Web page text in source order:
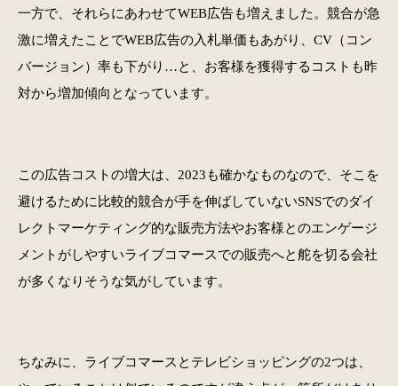
一方で、それらにあわせてWEB広告も増えました。競合が急
激に増えたことでWEB広告の入札単価もあがり、CV（コン
バージョン）率も下がり…と、お客様を獲得するコストも昨
対から増加傾向となっています。
この広告コストの増大は、2023も確かなものなので、そこを
避けるために比較的競合が手を伸ばしていないSNSでのダイ
レクトマーケティング的な販売方法やお客様とのエンゲージ
メントがしやすいライブコマースでの販売へと舵を切る会社
が多くなりそうな気がしています。
ちなみに、ライブコマースとテレビショッピングの2つは、